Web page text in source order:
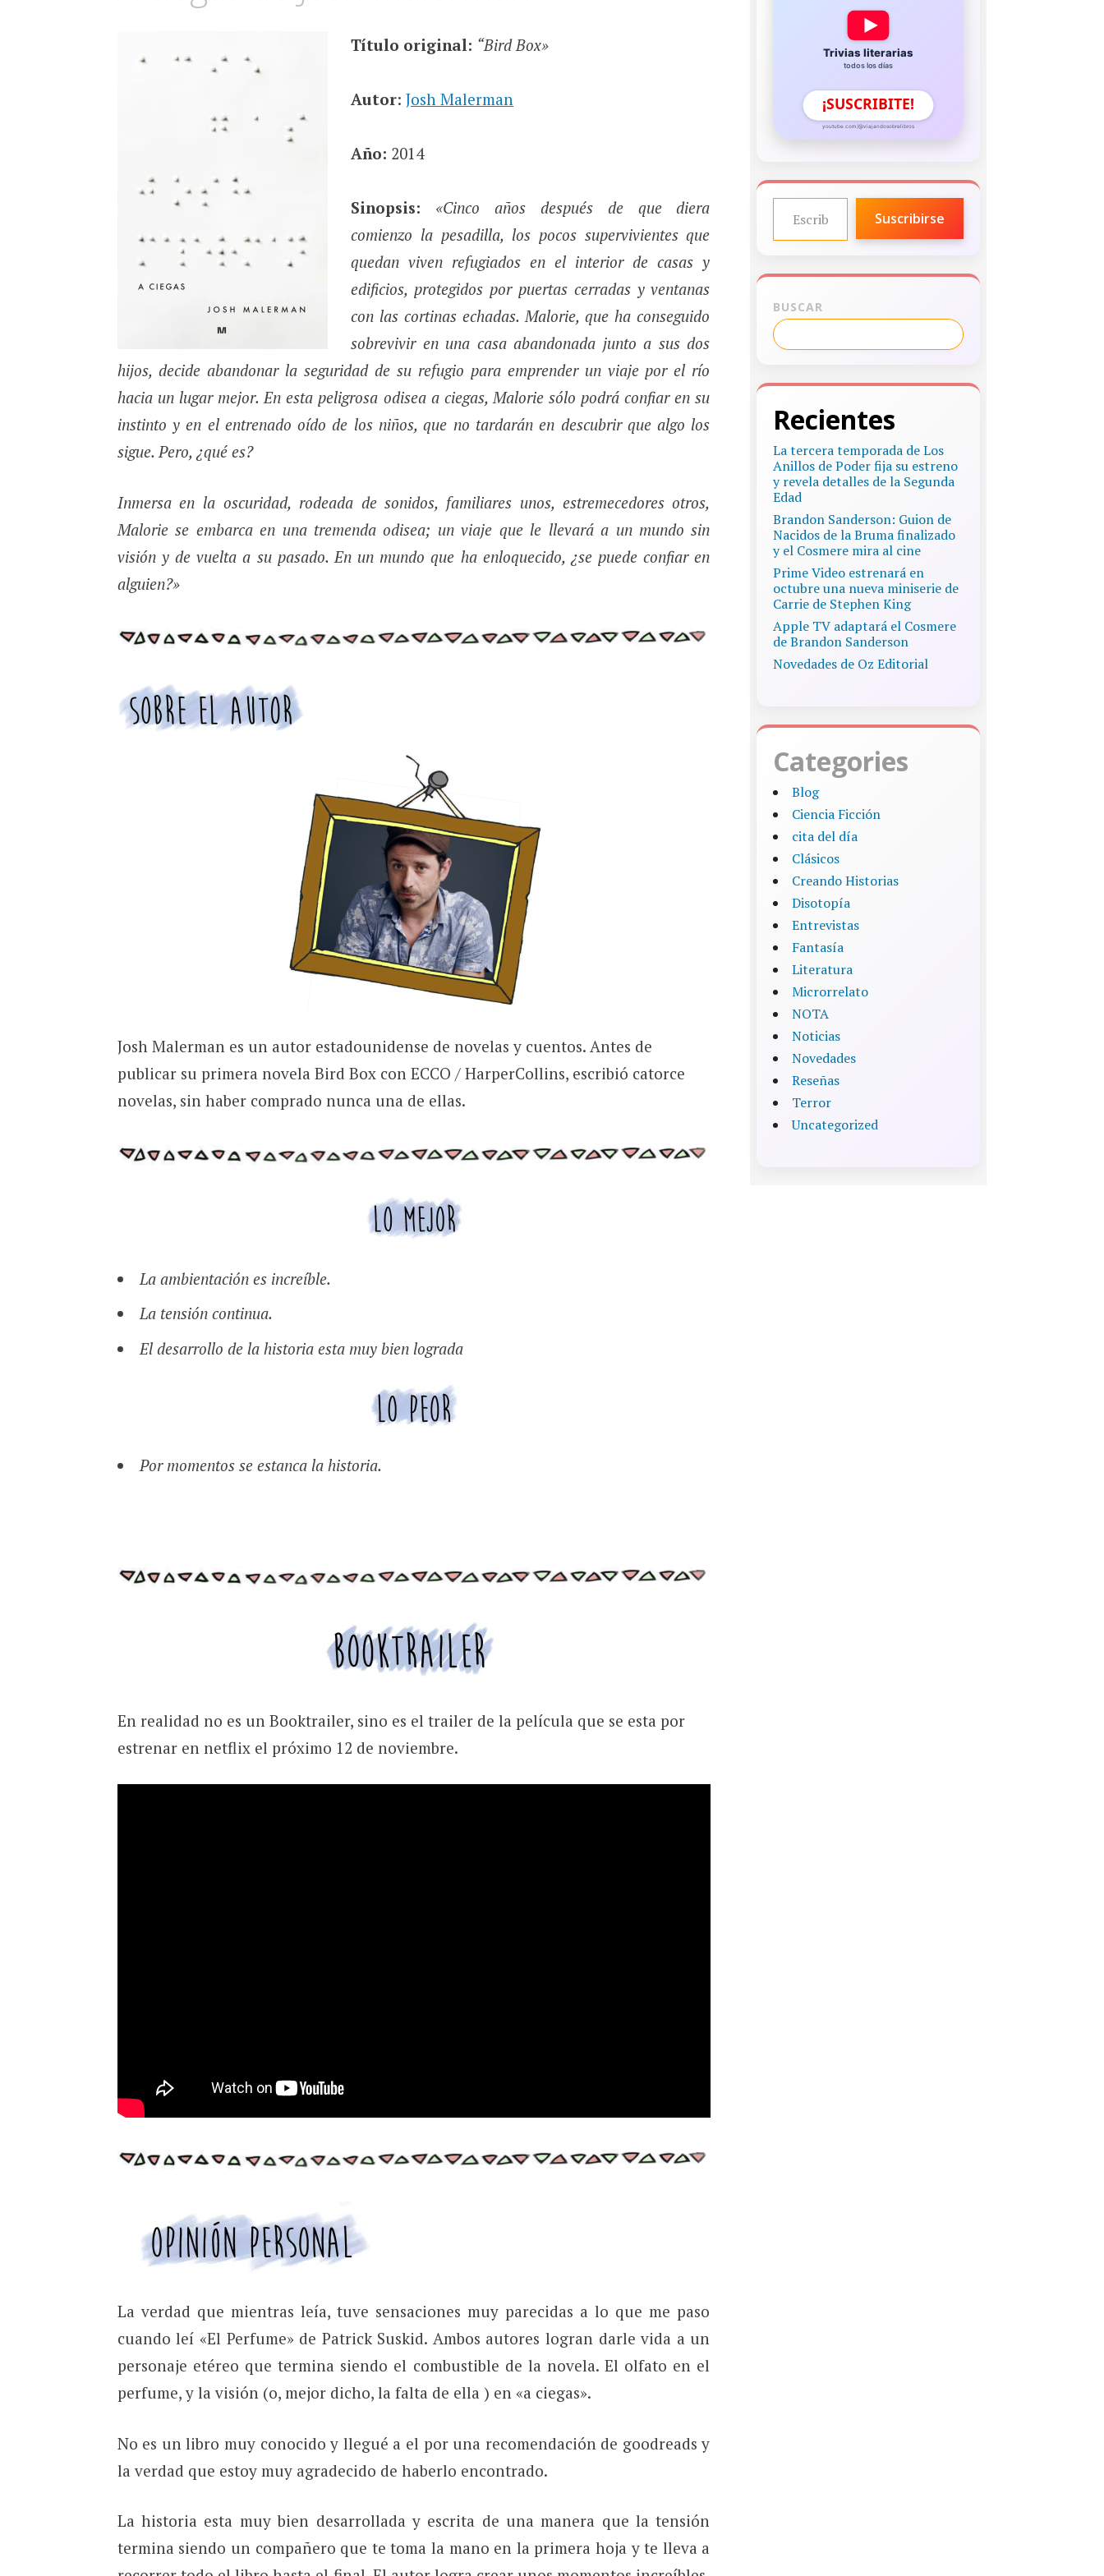
Título original: “Bird Box»
Autor:Josh Malerman
Año: 2014
Sinopsis: «Cinco años después de que diera
comienzo la pesadilla, los pocos supervivientes que
quedan viven refugiados en el interior de casas y
edificios, protegidos por puertas cerradas y ventanas
con las cortinas echadas. Malorie, que ha conseguido
sobrevivir en una casa abandonada junto a sus dos
hijos, decide abandonar la seguridad de su refugio para emprender un viaje por el río
hacia un lugar mejor. En esta peligrosa odisea a ciegas, Malorie sólo podrá confiar en su
instinto y en el entrenado oído de los niños, que no tardarán en descubrir que algo los
sigue. Pero, ¿qué es?
Inmersa en la oscuridad, rodeada de sonidos, familiares unos, estremecedores otros,
Malorie se embarca en una tremenda odisea; un viaje que le llevará a un mundo sin
visión y de vuelta a su pasado. En un mundo que ha enloquecido, ¿se puede confiar en
alguien?»
Josh Malerman es un autor estadounidense de novelas y cuentos. Antes de
publicar su primera novela Bird Box con ECCO / HarperCollins, escribió catorce
novelas, sin haber comprado nunca una de ellas.
La ambientación es increíble.
La tensión continua.
El desarrollo de la historia esta muy bien lograda
Por momentos se estanca la historia.
En realidad no es un Booktrailer, sino es el trailer de la película que se esta por
estrenar en netflix el próximo 12 de noviembre.
La verdad que mientras leía, tuve sensaciones muy parecidas a lo que me paso
cuando leí «El Perfume» de Patrick Suskid. Ambos autores logran darle vida a un
personaje etéreo que termina siendo el combustible de la novela. El olfato en el
perfume, y la visión (o, mejor dicho, la falta de ella ) en «a ciegas».
No es un libro muy conocido y llegué a el por una recomendación de goodreads y
la verdad que estoy muy agradecido de haberlo encontrado.
La historia esta muy bien desarrollada y escrita de una manera que la tensión
termina siendo un compañero que te toma la mano en la primera hoja y te lleva a
Trivias literarias
todos los días
¡SUSCRIBITE!
youtube.com/@viajandosobrelibros
ESCRIBE TU CORREO ELECTRÓNICO…
Suscribirse
BUSCAR
Recientes
La tercera temporada de Los
Anillos de Poder fija su estreno
y revela detalles de la Segunda
Edad
Brandon Sanderson: Guion de
Nacidos de la Bruma finalizado
y el Cosmere mira al cine
Prime Video estrenará en
octubre una nueva miniserie de
Carrie de Stephen King
Apple TV adaptará el Cosmere
de Brandon Sanderson
Novedades de Oz Editorial
Categories
Blog
Ciencia Ficción
cita del día
Clásicos
Creando Historias
Disotopía
Entrevistas
Fantasía
Literatura
Microrrelato
NOTA
Noticias
Novedades
Reseñas
Terror
Uncategorized